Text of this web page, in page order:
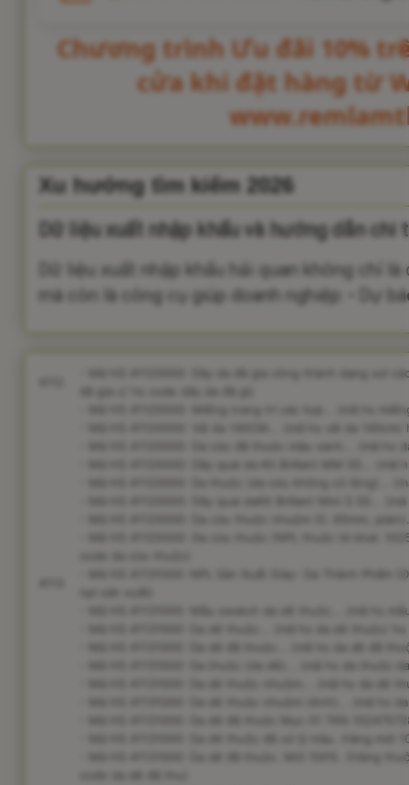
Chương trình Ưu đãi 10%
cửa khi đặt hàng từ
Xu hướng tìm kiếm 2026
Dữ liệu xuất nhập khẩu và hướng dẫn
Dữ liệu xuất nhập khẩu hải quan không chỉ
mà còn là công cụ giúp doanh nghiệp: • Dự
- Mã HS 41120000: Dây da đã gia công thành dạng sợi
- Mã HS 41120000: Miếng trang trí các loại... (mã hs
- Mã HS 41120000: Vải da 140CM... (mã hs vải da
- Mã HS 41120000: Da cừu đã thuộc màu xanh... (mã
- Mã HS 41120000: Da thuộc (da cừu không có lông)...
- Mã HS 41120000: Da cừu thuộc nhuộm (0. 65mm,
- Mã HS 41120000: Da cừu thuộc (NPL thuộc tờ khai:
- Mã HS 41131000: NPL Sản Xuất Giày- Da Thành
- Mã HS 41131000: Mẫu swatch da dê thuộc... (mã hs
- Mã HS 41131000: Da dê đã thuộc... (mã hs da dê đã
- Mã HS 41131000: Da thuộc (da dê)... (mã hs da thuộc
- Mã HS 41131000: Da dê thuộc nhuộm... (mã hs da dê
- Mã HS 41131000: Da dê thuộc nhuộm (Anh)... (mã hs
- Mã HS 41131000: Da dê đã thuộc Mục 01 TKN
- Mã HS 41131000: Da dê thuộc đã xử lý màu. Hàng
- Mã HS 41131000: Da dê đã thuộc. Mới 100%. (Hàng